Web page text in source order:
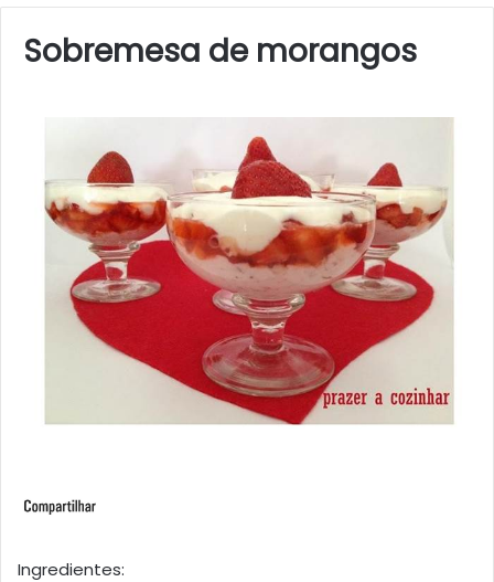
Sobremesa de morangos
Ingredientes: